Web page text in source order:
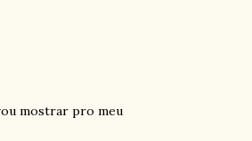
mostrar pro meu